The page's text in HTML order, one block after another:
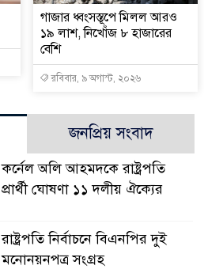
গাজার ধ্বংসস্তূপে মিলল আরও
১৯ লাশ, নিখোঁজ ৮ হাজারের
বেশি
রবিবার, ৯ অগাস্ট, ২০২৬
জনপ্রিয় সংবাদ
কর্নেল অলি আহমদকে রাষ্ট্রপতি
প্রার্থী ঘোষণা ১১ দলীয় ঐক্যের
রাষ্ট্রপতি নির্বাচনে বিএনপির দুই
মনোনয়নপত্র সংগ্রহ